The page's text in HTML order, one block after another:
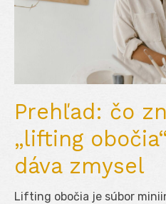
Prehľad: čo
„lifting
dáva zmysel
Lifting obočia je súbor